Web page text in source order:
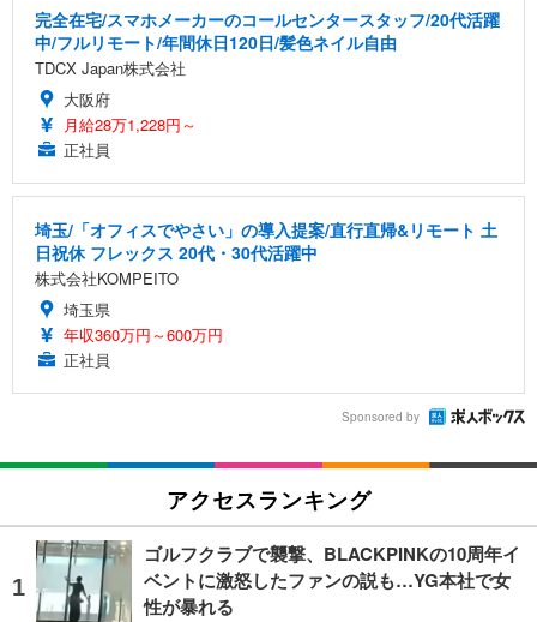
完全在宅/スマホメーカーのコールセンタースタッフ/20代活躍
中/フルリモート/年間休日120日/髪色ネイル自由
TDCX Japan株式会社
大阪府
月給28万1,228円～
正社員
埼玉/「オフィスでやさい」の導入提案/直行直帰&リモート 土
日祝休 フレックス 20代・30代活躍中
株式会社KOMPEITO
埼玉県
年収360万円～600万円
正社員
Sponsored by
アクセスランキング
ゴルフクラブで襲撃、BLACKPINKの10周年イ
ベントに激怒したファンの説も…YG本社で女
性が暴れる